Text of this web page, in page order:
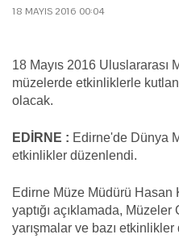
18 MAYIS 2016 00:04
18 Mayıs 2016 Uluslararası
müzelerde etkinliklerle
olacak.
EDİRNE : Edirne'de Dünya
etkinlikler düzenlendi.
Edirne Müze Müdürü Hasan
yaptığı açıklamada,
yarışmalar ve bazı